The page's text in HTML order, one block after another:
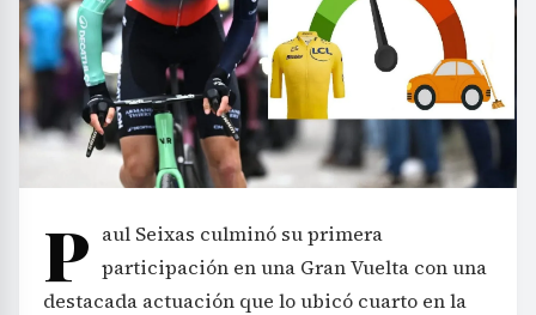
P aul Seixas culminó su primera
participación en una Gran Vuelta con una
destacada actuación que lo ubicó cuarto en la